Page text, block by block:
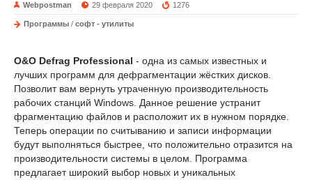
Webpostman 29 февраля 2020 1276
Программы / софт - утилиты
O&O Defrag Professional - одна из самых известных и
лучших программ для дефрагментации жёстких дисков.
Позволит вам вернуть утраченную производительность
рабочих станций Windows. Данное решение устранит
фрагментацию файлов и расположит их в нужном порядке.
Теперь операции по считыванию и записи информации
будут выполняться быстрее, что положительно отразится на
производительности системы в целом. Программа
предлагает широкий выбор новых и уникальных